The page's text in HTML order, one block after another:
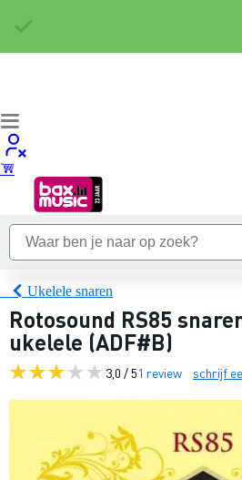
Ukelele snaren
Rotosound RS85
ukelele (ADF#B)
3,0 / 51 review schrijf